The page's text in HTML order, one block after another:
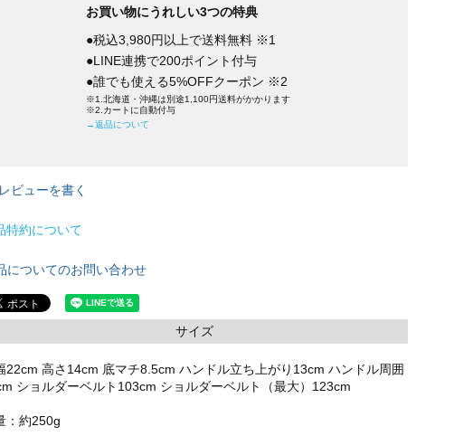
お買い物にうれしい3つの特典
●税込3,980円以上で送料無料 ※1
●LINE連携で200ポイント付与
●誰でも使える5%OFFクーポン ※2
※1.北海道・沖縄は別途1,100円送料がかかります
※2.カートに自動付与
→返品について
レビューを書く
特約について
についてのお問い合わせ
サイズ
22cm 高さ14cm 底マチ8.5cm ハンドル立ち上がり13cm ハンドル周囲
ショルダーベルト103cm ショルダーベルト（最大）123cm
：約250g